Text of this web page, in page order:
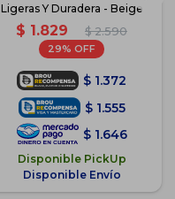
Ligeras Y Duradera - Beige
$ 1.829 $ 2.590
29
$ 1.372
$ 1.555
$ 1.646
Disponible PickUp
Disponible Envío